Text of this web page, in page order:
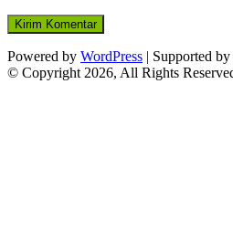
Powered by WordPress | Supported by
© Copyright 2026, All Rights